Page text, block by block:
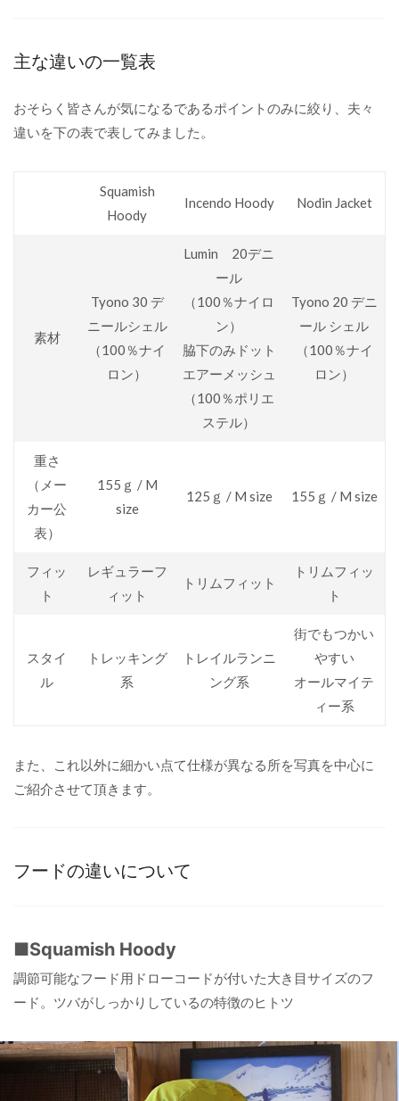
主な違いの一覧表
おそらく皆さんが気になるであるポイントのみに絞り、夫々
違いを下の表で表してみました。
Squamish
Hoody
Incendo Hoody Nodin Jacket
素材
Tyono 30 デ
ニールシェル
（100％ナイ
ロン）
Lumin 20デニ
ール
（100％ナイロ
ン）
脇下のみドット
エアーメッシュ
（100％ポリエ
ステル）
Tyono 20 デニ
ール シェル
（100％ナイ
ロン）
重さ
（メー
カー公
表）
155ｇ / M
size
125ｇ / M size 155ｇ / M size
フィッ
ト
レギュラーフ
ィット
トリムフィット
トリムフィッ
ト
スタイ
ル
トレッキング
系
トレイルランニ
ング系
街でもつかい
やすい
オールマイテ
ィー系
また、これ以外に細かい点て仕様が異なる所を写真を中心に
ご紹介させて頂きます。
フードの違いについて
■Squamish Hoody
調節可能なフード用ドローコードが付いた大き目サイズのフ
ード。ツバがしっかりしているの特徴のヒトツ